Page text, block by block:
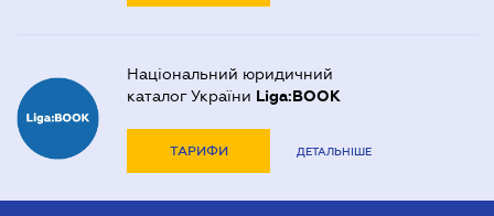
Національний юридичний
каталог України Liga:BOOK
ТАРИФИ ДЕТАЛЬНІШЕ